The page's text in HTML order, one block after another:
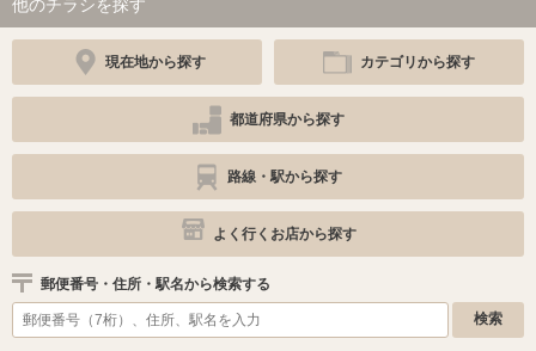
他のチラシを探す
現在地から探す カテゴリから探す
都道府県から探す
路線・駅から探す
よく行くお店から探す
郵便番号・住所・駅名から検索する